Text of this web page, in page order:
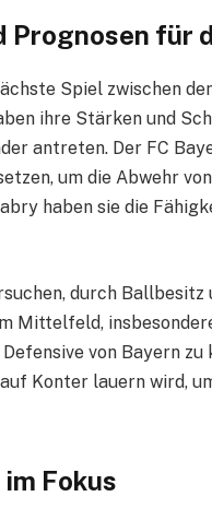
Prognosen für
Spiel zwischen
ihre Stärken und
antreten. Der FC
um die Abwehr
haben sie die
durch
Mittelfeld,
von Bayern
Konter lauern wird,
Fokus